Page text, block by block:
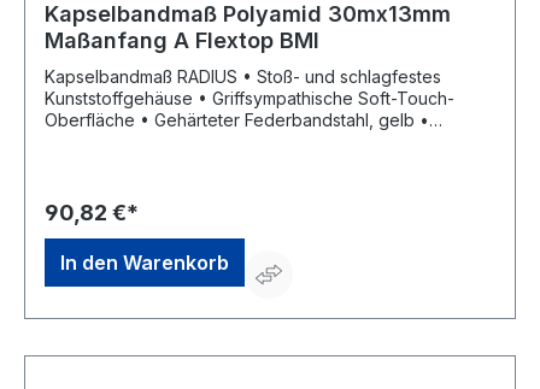
Kapselbandmaß Polyamid 30mx13mm
Maßanfang A Flextop BMI
Kapselbandmaß RADIUS • Stoß- und schlagfestes
Kunststoffgehäuse • Griffsympathische Soft-Touch-
Oberfläche • Gehärteter Federbandstahl, gelb •
10 cm nach Anfangsbeschlag) • Kurbelarm kann von
Rechts- auf Linkshänderbetrieb umgestellt werden •
Parkposition für Kurbelarm und Anfangsring • EG-
Genauigkeitsklasse II
90,82 €*
In den Warenkorb